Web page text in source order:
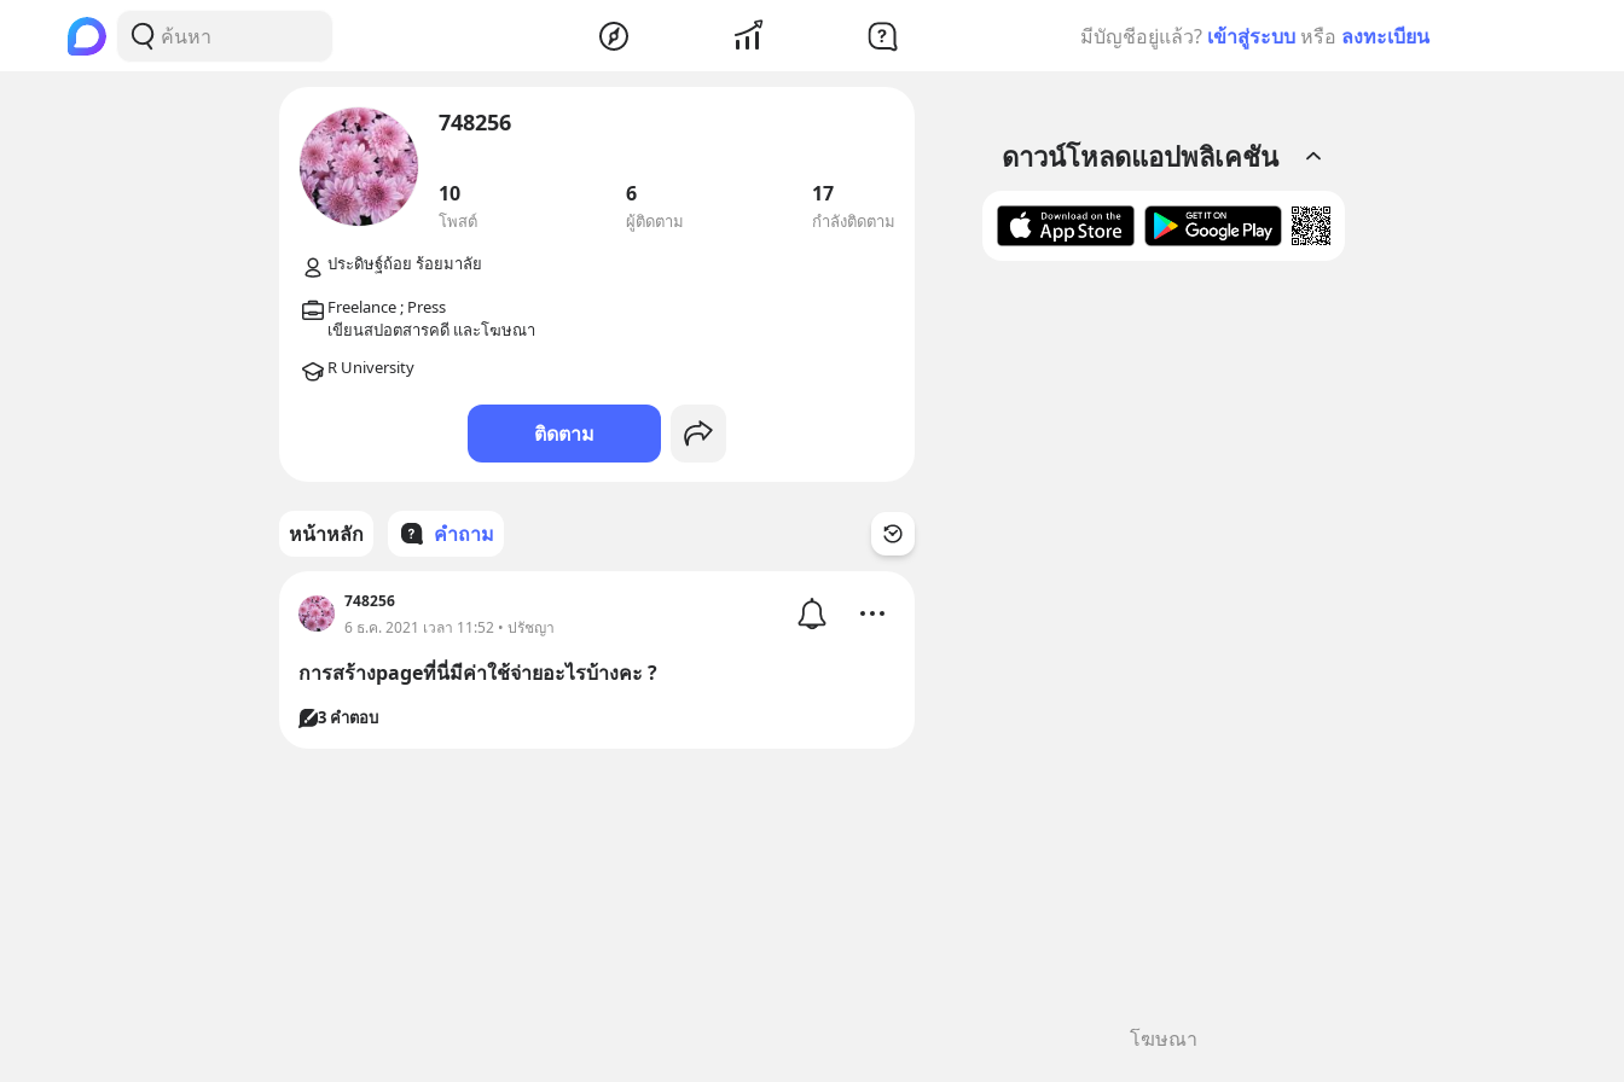
มีบัญชีอยู่แล้ว? เข้าสู่ระบบ หรือ ลงทะเบียน
748256
10
โพสต์
6
ผู้ติดตาม
17
กำลังติดตาม
Freelance ; Press
R University
ติดตาม
หน้าหลัก คำถาม
748256
6 ธ.ค. 2021 เวลา 11:52 • ปรัชญา
การสร้างpageที่นี่มีค่าใช้จ่ายอะไรบ้างคะ ?
3 คำตอบ
ดาวน์โหลดแอปพลิเคชัน
โฆษณา